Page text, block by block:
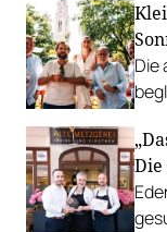
Die
mit